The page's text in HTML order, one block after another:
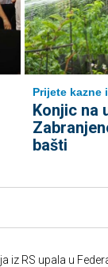
Prijete kazne
Konjic na
bašti
iz RS upala u